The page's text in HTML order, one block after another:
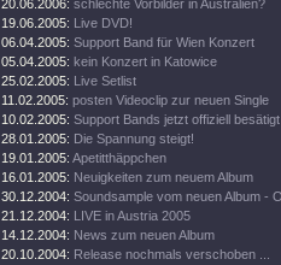
20.06.2006: schlechte Vorbilder in Australien?
19.06.2005: Live DVD!
06.04.2005: Support Band für Wien Konzert
05.04.2005: kein Konzert in Katowice
25.02.2005: Live Setlist
11.02.2005: posten Videoclip zur neuen Single
10.02.2005: Support Bands jetzt offiziell besätigt
28.01.2005: Die Spannung steigt!
19.01.2005: Apetitthäppchen
16.01.2005: Neuigkeiten zum neuem Album
30.12.2004: Soundsample vom neuen Album -
21.12.2004: LIVE in Austria 2005
14.12.2004: News zum neuen Album
20.10.2004: Release nochmals verschoben ...